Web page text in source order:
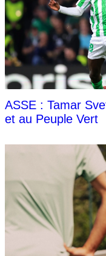
ASSE : Tamar
et au Peuple Vert